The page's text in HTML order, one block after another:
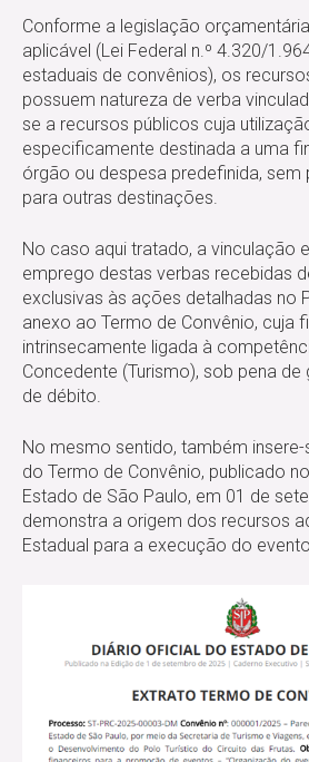
Conforme a legislação
aplicável (Lei Federal n.º 4.320/
estaduais de convênios), os
possuem natureza de verba
se a recursos públicos cuja
especificamente destinada a uma
órgão ou despesa predefinida, sem
para outras destinações.
No caso aqui tratado, a vinculação
emprego destas verbas recebidas
exclusivas às ações detalhadas no
anexo ao Termo de Convênio, cuja
intrinsecamente ligada à
Concedente (Turismo), sob pena
de débito.
No mesmo sentido, também
do Termo de Convênio, publicado
Estado de São Paulo, em 01 de
demonstra a origem dos recursos
Estadual para a execução do